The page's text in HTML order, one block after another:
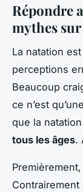
Répondre
mythes
La natation
perceptions
Beaucoup
ce n’est
que la
tous les âges.
Contrairement